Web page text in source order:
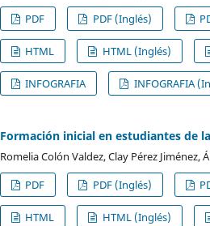
PDF
PDF (Inglés)
HTML HTML (Inglés)
INFOGRAFIA INFOGRAFIA
Formación inicial en estudiantes de
Romelia Colón Valdez, Clay Pérez
PDF
PDF (Inglés)
HTML HTML (Inglés)